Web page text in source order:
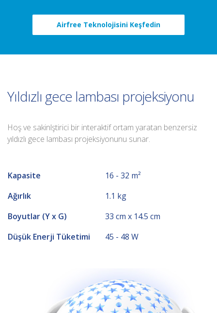
Airfree Teknolojisini Keşfedin
Yıldızlı gece lambası projeksiyonu
Hoş ve sakinlştirici bir interaktif ortam yaratan benzersiz
yıldızlı gece lambası projeksiyonunu sunar.
Kapasite
16 - 32 m²
Ağırlık
1.1 kg
Boyutlar (Y x G)
33 cm x 14.5 cm
Düşük Enerji Tüketimi
45 - 48 W